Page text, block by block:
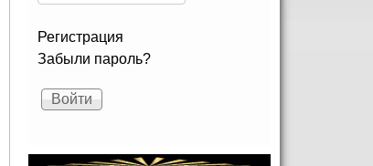
Регистрация
Забыли пароль?